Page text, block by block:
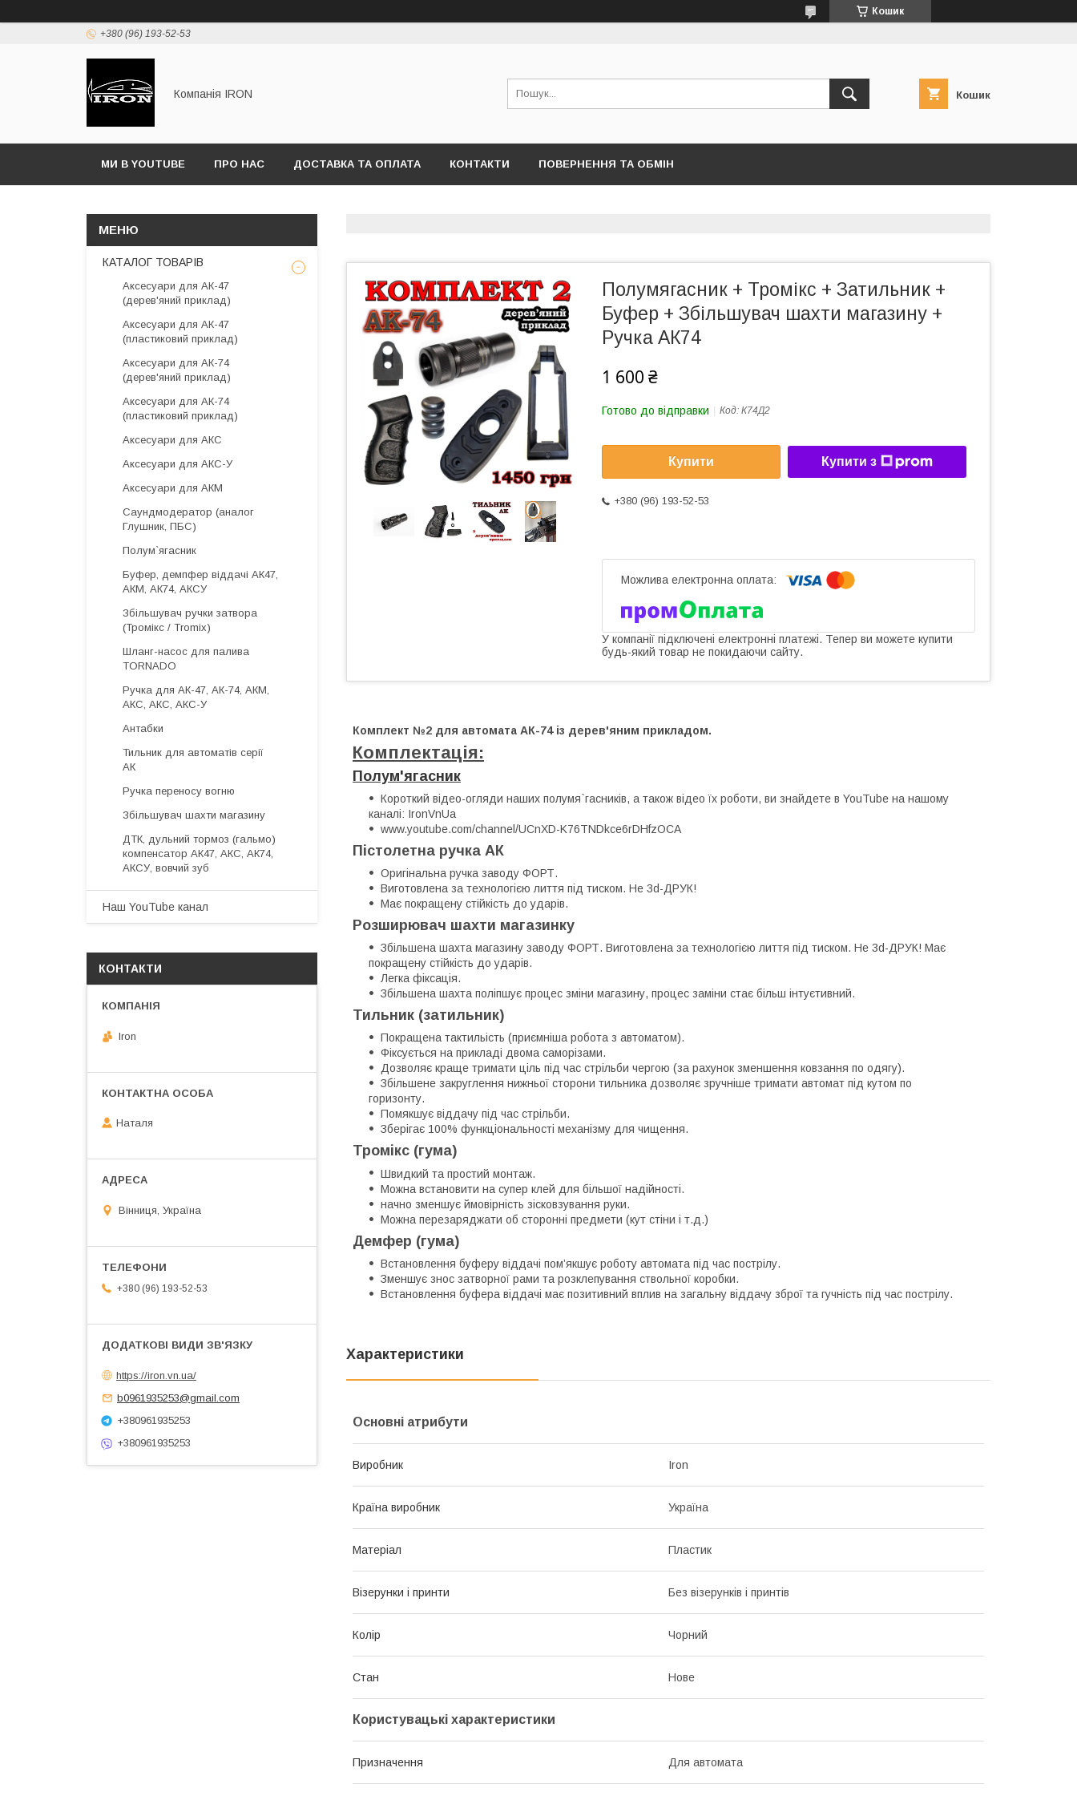
Кошик
+380 (96) 193-52-53
Компанія IRON Кошик
МИ В YOUTUBE ПРО НАС ДОСТАВКА ТА ОПЛАТА КОНТАКТИ ПОВЕРНЕННЯ ТА ОБМІН
Полумягасник + Тромікс + Затильник +
Буфер + Збільшувач шахти магазину +
Ручка АК74
1 600 ₴
Готово до відправки Код: К74Д2
Купити Купити з
+380 (96) 193-52-53
У компанії підключені електронні платежі. Тепер ви можете купити
будь-який товар не покидаючи сайту.
Комплект №2 для автомата АК-74 із дерев'яним прикладом.
Комплектація:
Полум'ягасник
Короткий відео-огляди наших полумя`гаcників, а також відео їх роботи, ви знайдете в YouTube на нашому
каналі: IronVnUa
www.youtube.com/channel/UCnXD-K76TNDkce6rDHfzOCA
Пістолетна ручка АК
Оригінальна ручка заводу ФОРТ.
Виготовлена за технологією лиття під тиском. Не 3d-ДРУК!
Має покращену стійкість до ударів.
Розширювач шахти магазинку
Збільшена шахта магазину заводу ФОРТ. Виготовлена за технологією лиття під тиском. Не 3d-ДРУК! Має
покращену стійкість до ударів.
Легка фіксація.
Збільшена шахта поліпшує процес зміни магазину, процес заміни стає більш інтуєтивний.
Тильник (затильник)
Покращена тактильість (приємніша робота з автоматом).
Фіксується на прикладі двома саморізами.
Дозволяє краще тримати ціль під час стрільби чергою (за рахунок зменшення ковзання по одягу).
Збільшене закруглення нижньої сторони тильника дозволяє зручніше тримати автомат під кутом по
горизонту.
Помякшує віддачу під час стрільби.
Зберігає 100% функціональності механізму для чищення.
Тромікс (гума)
Швидкий та простий монтаж.
Можна встановити на супер клей для більшої надійності.
начно зменшує ймовірність зісковзування руки.
Можна перезаряджати об сторонні предмети (кут стіни і т.д.)
Демфер (гума)
Встановлення буферу віддачі пом’якшує роботу автомата під час пострілу.
Зменшує знос затворної рами та розклепування ствольної коробки.
Встановлення буфера віддачі має позитивний вплив на загальну віддачу зброї та гучність під час пострілу.
Характеристики
Основні атрибути
Виробник Iron
Країна виробник Україна
Матеріал Пластик
Візерунки і принти Без візерунків і принтів
Колір Чорний
Стан Нове
Користувацькi характеристики
Призначення Для автомата
КАТАЛОГ ТОВАРІВ
Аксесуари для АК-47
(дерев'яний приклад)
Аксесуари для АК-47
(пластиковий приклад)
Аксесуари для АК-74
(дерев'яний приклад)
Аксесуари для АК-74
(пластиковий приклад)
Аксесуари для АКС
Аксесуари для АКС-У
Аксесуари для АКМ
Саундмодератор (аналог
Глушник, ПБС)
Полум`ягасник
Буфер, демпфер віддачі АК47,
АКМ, АК74, АКСУ
Збільшувач ручки затвора
(Тромікс / Tromix)
Шланг-насос для палива
TORNADO
Ручка для АК-47, АК-74, АКМ,
АКС, АКС, АКС-У
Антабки
Тильник для автоматів серії
АК
Ручка переносу вогню
Збільшувач шахти магазину
ДТК, дульний тормоз (гальмо)
компенсатор АК47, АКС, АК74,
АКСУ, вовчий зуб
Наш YouTube канал
КОНТАКТИ
Iron
Наталя
Вінниця, Україна
+380 (96) 193-52-53
https://iron.vn.ua/
b0961935253@gmail.com
+380961935253
+380961935253